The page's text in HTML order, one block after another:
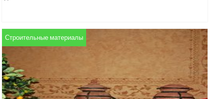
Строительные материалы